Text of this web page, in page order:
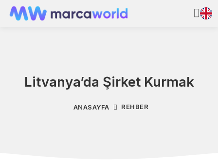
Litvanya’da Şirket Kurmak
ANASAYFA REHBER